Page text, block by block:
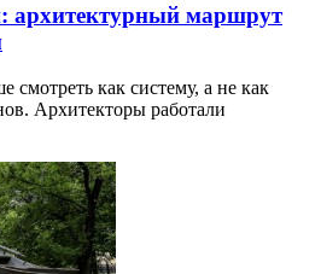
архитектурный маршрут
как систему, а не как
Архитекторы работали